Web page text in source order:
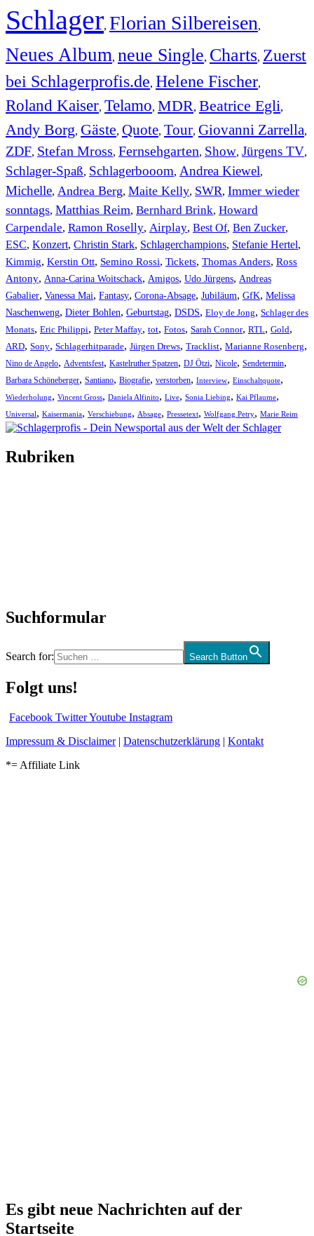
Schlager, Florian Silbereisen,
Neues Album, neue Single, Charts, Zuerst
bei Schlagerprofis.de, Helene Fischer,
Roland Kaiser, Telamo, MDR, Beatrice Egli,
Andy Borg, Gäste, Quote, Tour, Giovanni Zarrella,
ZDF, Stefan Mross, Fernsehgarten, Show, Jürgens TV,
Schlager-Spaß, Schlagerbooom, Andrea Kiewel,
Michelle, Andrea Berg, Maite Kelly, SWR, Immer wieder
sonntags, Matthias Reim, Bernhard Brink, Howard
Carpendale, Ramon Roselly, Airplay, Best Of, Ben Zucker,
ESC, Konzert, Christin Stark, Schlagerchampions, Stefanie Hertel,
Kimmig, Kerstin Ott, Semino Rossi, Tickets, Thomas Anders, Ross
Antony, Anna-Carina Woitschack, Amigos, Udo Jürgens, Andreas
Gabalier, Vanessa Mai, Fantasy, Corona-Absage, Jubiläum, GfK, Melissa
Naschenweng, Dieter Bohlen, Geburtstag, DSDS, Eloy de Jong, Schlager des
Monats, Eric Philippi, Peter Maffay, tot, Fotos, Sarah Connor, RTL, Gold,
ARD, Sony, Schlagerhitparade, Jürgen Drews, Tracklist, Marianne Rosenberg,
Nino de Angelo, Adventsfest, Kastelruther Spatzen, DJ Ötzi, Nicole, Sendetermin,
Barbara Schöneberger, Santiano, Biografie, verstorben, Interview, Einschaltquote,
Wiederholung, Vincent Gross, Daniela Alfinito, Live, Sonia Liebing, Kai Pflaume,
Universal, Kaisermania, Verschiebung, Absage, Pressetext, Wolfgang Petry, Marie Reim
Rubriken
Suchformular
Search for: Search Button
Folgt uns!
Facebook TwitterYoutube Instagram
Impressum & Disclaimer| Datenschutzerklärung | Kontakt
*= Affiliate Link
Es gibt neue Nachrichten auf der
Startseite